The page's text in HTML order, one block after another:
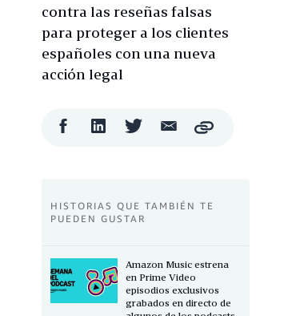
contra las reseñas falsas
para proteger a los clientes
españoles con una nueva
acción legal
CompartirCompartirCompartirCompartir
Copy
HISTORIAS QUE TAMBIÉN TE
PUEDEN GUSTAR
Amazon Music estrena
en Prime Video
episodios exclusivos
grabados en directo de